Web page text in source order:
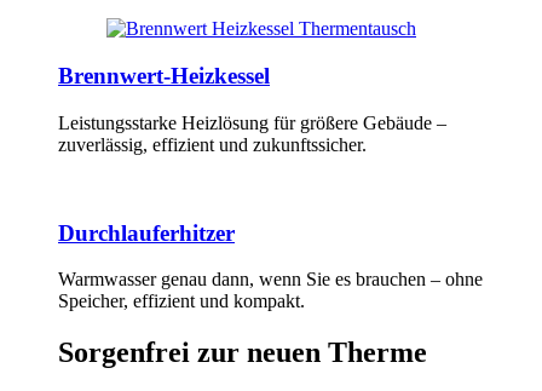
Brennwert-Heizkessel
Leistungsstarke Heizlösung für größere Gebäude –
zuverlässig, effizient und zukunftssicher.
Durchlauferhitzer
Warmwasser genau dann, wenn Sie es brauchen – ohne
Speicher, effizient und kompakt.
Sorgenfrei zur neuen Therme